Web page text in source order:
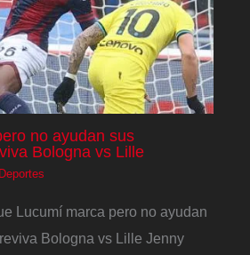
no ayudan sus
Bologna vs Lille
Deportes
Lucumí marca pero no ayudan
Bologna vs Lille Jenny